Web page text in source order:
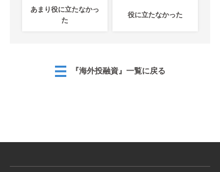
あまり役に立たなかっ
た
役に立たなかった
『海外投融資』一覧に戻る